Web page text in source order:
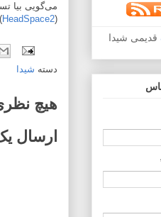
می‌گویی بیا
(
HeadSpace2
)
دسته شیدا
هیچ
ارسال
قدیمی شیدا